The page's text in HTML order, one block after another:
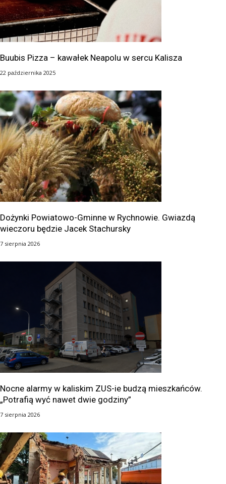
Buubis Pizza – kawałek Neapolu w sercu Kalisza
22 października 2025
Dożynki Powiatowo-Gminne w Rychnowie. Gwiazdą
wieczoru będzie Jacek Stachursky
7 sierpnia 2026
Nocne alarmy w kaliskim ZUS-ie budzą mieszkańców.
„Potrafią wyć nawet dwie godziny”
7 sierpnia 2026